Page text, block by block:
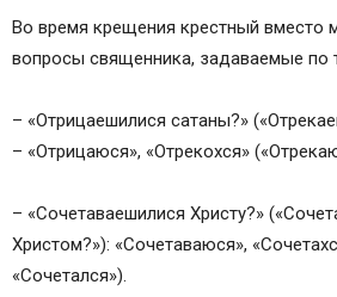
Во время крещения крестный вместо
вопросы священника, задаваемые по
– «Отрицаешилися сатаны?»
– «Отрицаюся», «Отрекохся»
– «Сочетаваешилися Христу?»
Христом?»): «Сочетаваюся»,
«Сочетался»).